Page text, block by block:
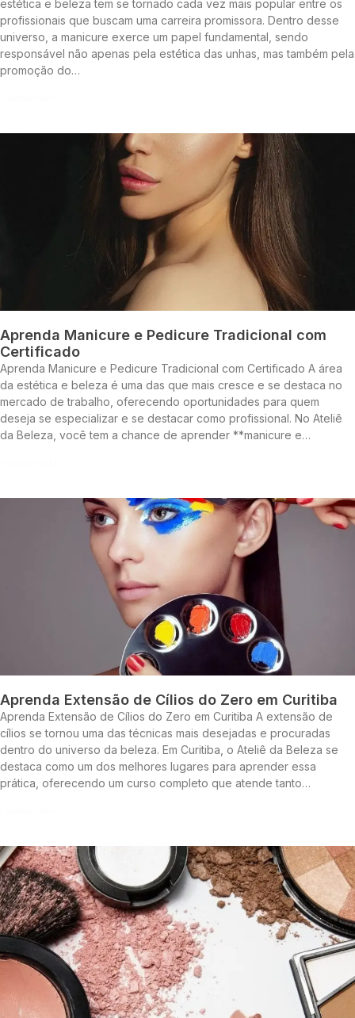
estética e beleza tem se tornado cada vez mais popular entre os
profissionais que buscam uma carreira promissora. Dentro desse
universo, a manicure exerce um papel fundamental, sendo
responsável não apenas pela estética das unhas, mas também pela
promoção do…
Aprenda Manicure e Pedicure Tradicional com
Certificado
Aprenda Manicure e Pedicure Tradicional com Certificado A área
da estética e beleza é uma das que mais cresce e se destaca no
mercado de trabalho, oferecendo oportunidades para quem
deseja se especializar e se destacar como profissional. No Ateliê
da Beleza, você tem a chance de aprender **manicure e…
Aprenda Extensão de Cílios do Zero em Curitiba
Aprenda Extensão de Cílios do Zero em Curitiba A extensão de
cílios se tornou uma das técnicas mais desejadas e procuradas
dentro do universo da beleza. Em Curitiba, o Ateliê da Beleza se
destaca como um dos melhores lugares para aprender essa
prática, oferecendo um curso completo que atende tanto…